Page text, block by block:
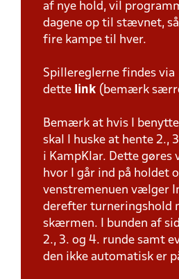
af nye hold, vil
dagene op til stævnet,
fire kampe til hver.
Spillereglerne findes via
dette link (bemærk
Bemærk at hvis I
skal I huske at hente 2.,
i KampKlar. Dette gøres
hvor I går ind på holdet
venstremenuen vælger
derefter turneringshold
skærmen. I bunden af
2., 3. og 4. runde samt
den ikke automatisk er